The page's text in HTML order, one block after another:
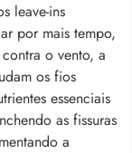
leave-ins
por mais tempo,
o vento, a
os fios
essenciais
as fissuras
a